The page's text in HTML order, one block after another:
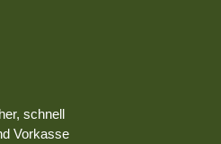
schnell
Vorkasse